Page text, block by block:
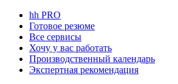
hh PRO
Готовое резюме
Все сервисы
Хочу у вас работать
Производственный календарь
Экспертная рекомендация